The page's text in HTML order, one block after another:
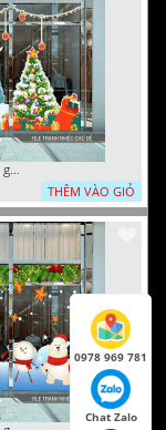
file tranh decal giang sinh noel giang sinh 22022024 hieu t5
THÊM VÀO GIỎ
0978 969 781
Chat Zalo